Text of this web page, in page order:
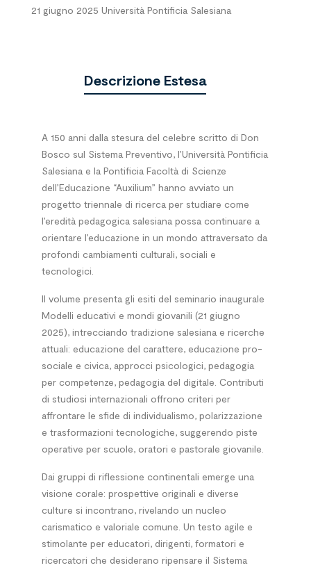
21 giugno 2025 Università Pontificia Salesiana
Descrizione Estesa
A 150 anni dalla stesura del celebre scritto di Don
Bosco sul Sistema Preventivo, l’Università Pontificia
Salesiana e la Pontificia Facoltà di Scienze
dell’Educazione “Auxilium” hanno avviato un
progetto triennale di ricerca per studiare come
l’eredità pedagogica salesiana possa continuare a
orientare l’educazione in un mondo attraversato da
profondi cambiamenti culturali, sociali e
tecnologici.
Il volume presenta gli esiti del seminario inaugurale
Modelli educativi e mondi giovanili (21 giugno
2025), intrecciando tradizione salesiana e ricerche
attuali: educazione del carattere, educazione pro-
sociale e civica, approcci psicologici, pedagogia
per competenze, pedagogia del digitale. Contributi
di studiosi internazionali offrono criteri per
affrontare le sfide di individualismo, polarizzazione
e trasformazioni tecnologiche, suggerendo piste
operative per scuole, oratori e pastorale giovanile.
Dai gruppi di riflessione continentali emerge una
visione corale: prospettive originali e diverse
culture si incontrano, rivelando un nucleo
carismatico e valoriale comune. Un testo agile e
stimolante per educatori, dirigenti, formatori e
ricercatori che desiderano ripensare il Sistema